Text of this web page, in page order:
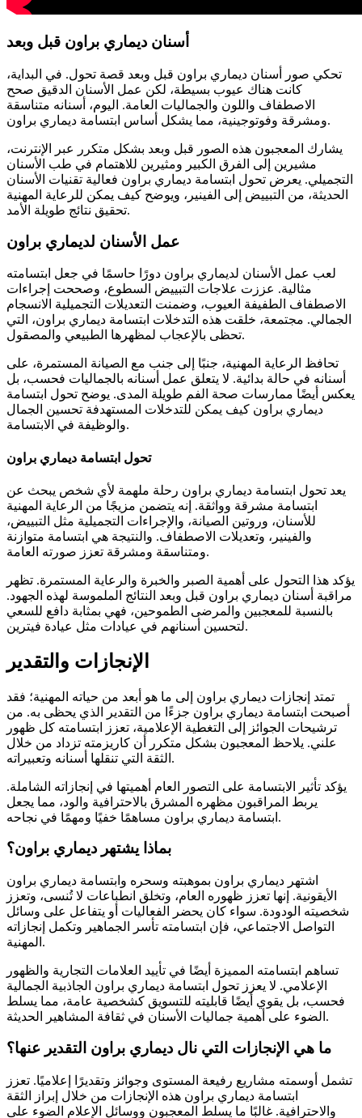
أسنان ديماري براون قبل وبعد
تحكي صور أسنان ديماري براون قبل وبعد قصة تحول. في البداية،
كانت هناك عيوب بسيطة، لكن عمل الأسنان الدقيق صحح
الاصطفاف واللون والجماليات العامة. اليوم، أسنانه متناسقة
ومشرقة وفوتوجينية، مما يشكل أساس ابتسامة ديماري براون.
يشارك المعجبون هذه الصور قبل وبعد بشكل متكرر عبر الإنترنت،
مشيرين إلى الفرق الكبير ومثيرين للاهتمام في طب الأسنان
التجميلي. يعرض تحول ابتسامة ديماري براون فعالية تقنيات الأسنان
الحديثة، من التبييض إلى الفينير، ويوضح كيف يمكن للرعاية المهنية
تحقيق نتائج طويلة الأمد.
عمل الأسنان لديماري براون
لعب عمل الأسنان لديماري براون دورًا حاسمًا في جعل ابتسامته
مثالية. عززت علاجات التبييض السطوع، وصححت إجراءات
الاصطفاف الطفيفة العيوب، وضمنت التعديلات التجميلية الانسجام
الجمالي. مجتمعة، خلقت هذه التدخلات ابتسامة ديماري براون، التي
تحظى بالإعجاب لمظهرها الطبيعي والمصقول.
تحافظ الرعاية المهنية، جنبًا إلى جنب مع الصيانة المستمرة، على
أسنانه في حالة بدائية. لا يتعلق عمل أسنانه بالجماليات فحسب، بل
يعكس أيضًا ممارسات صحة الفم طويلة المدى. يوضح تحول ابتسامة
ديماري براون كيف يمكن للتدخلات المستهدفة تحسين الجمال
والوظيفة في الابتسامة.
تحول ابتسامة ديماري براون
يعد تحول ابتسامة ديماري براون رحلة ملهمة لأي شخص يبحث عن
ابتسامة مشرقة وواثقة. إنه يتضمن مزيجًا من الرعاية المهنية
للأسنان، وروتين الصيانة، والإجراءات التجميلية مثل التبييض،
والفينير، وتعديلات الاصطفاف. والنتيجة هي ابتسامة متوازنة
ومتناسقة ومشرقة تعزز صورته العامة.
يؤكد هذا التحول على أهمية الصبر والخبرة والرعاية المستمرة. تظهر
مراقبة أسنان ديماري براون قبل وبعد النتائج الملموسة لهذه الجهود.
بالنسبة للمعجبين والمرضى الطموحين، فهي بمثابة دافع للسعي
لتحسين أسنانهم في عيادات مثل عيادة فيترين.
الإنجازات والتقدير
تمتد إنجازات ديماري براون إلى ما هو أبعد من حياته المهنية؛ فقد
أصبحت ابتسامة ديماري براون جزءًا من التقدير الذي يحظى به. من
ترشيحات الجوائز إلى التغطية الإعلامية، تعزز ابتسامته كل ظهور
علني. يلاحظ المعجبون بشكل متكرر أن كاريزمته تزداد من خلال
الثقة التي تنقلها أسنانه وتعبيراته.
يؤكد تأثير الابتسامة على التصور العام أهميتها في إنجازاته الشاملة.
يربط المراقبون مظهره المشرق بالاحترافية والود، مما يجعل
ابتسامة ديماري براون مساهمًا خفيًا ومهمًا في نجاحه.
بماذا يشتهر ديماري براون؟
اشتهر ديماري براون بموهبته وسحره وابتسامة ديماري براون
الأيقونية. إنها تعزز ظهوره العام، وتخلق انطباعات لا تُنسى، وتعزز
شخصيته الودودة. سواء كان يحضر الفعاليات أو يتفاعل على وسائل
التواصل الاجتماعي، فإن ابتسامته تأسر الجماهير وتكمل إنجازاته
المهنية.
تساهم ابتسامته المميزة أيضًا في تأييد العلامات التجارية والظهور
الإعلامي. لا يعزز تحول ابتسامة ديماري براون الجاذبية الجمالية
فحسب، بل يقوي أيضًا قابليته للتسويق كشخصية عامة، مما يسلط
الضوء على أهمية جماليات الأسنان في ثقافة المشاهير الحديثة.
ما هي الإنجازات التي نال ديماري براون التقدير عنها؟
تشمل أوسمته مشاريع رفيعة المستوى وجوائز وتقديرًا إعلاميًا. تعزز
ابتسامة ديماري براون هذه الإنجازات من خلال إبراز الثقة
والاحترافية. غالبًا ما يسلط المعجبون ووسائل الإعلام الضوء على